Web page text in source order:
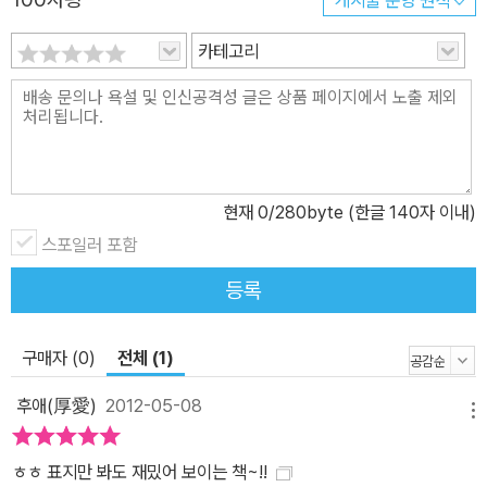
안톤에게 호수 속, 즉 놀라운 자연으로 되돌아가고픈 충동을 느끼게
합니다. 마침내 안톤은 ‘KAARAMBA(스페인 어로 몹시 신나고 흥분
되거나, 깜짝 놀람을 표현하는 감탄사)’를 외치며 호수에 멋지게 다이
류하는지를 아이들의 말투와 심리로 유쾌하게 그려내고 있습니다. 똑
부러지게 말 잘하고 위트까지 있는 ‘스타플래쉬맨’이란 액션 닉네임
의 주인공 소년 안톤. 안톤은 현실 속에서 친구를 사귀고, 그들과 부대
끼며 우정을 나누고, 다른 또래들처럼 싸움을 하는 대신 컴퓨터나 TV
소리나는 말투는 다른 또래들에게 자신을 방어할 비폭력의 무기로 사
용됩니다. 조부모님과 떠난 휴가지에서조차 투박한 자연 대신 깨끗이
정돈된 수영장을 그리워하며, 사람들의 주목을 받는 컴퓨터 속 영웅
놀이를 상상하며 불평을 합니다. 이 책의 주인공 안톤을 통해서 우리
아이들의 모습을 발견할 수 있습니다. 게임기나 컴퓨터가 말벗인 동
카테고리
현재 0/280byte (한글 140자 이내)
스포일러 포함
등록
구매자 (0) 전체 (1)
후애(厚愛) 2012-05-08
ㅎㅎ 표지만 봐도 재밌어 보이는 책~!!